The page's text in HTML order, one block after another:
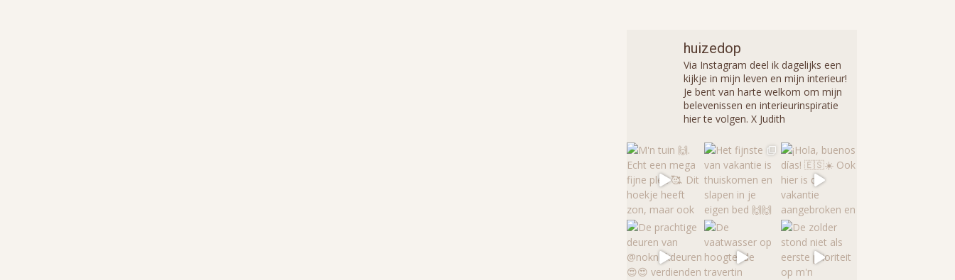
huizedop
Via Instagram deel ik dagelijks een
kijkje in mijn leven en mijn interieur!
Je bent van harte welkom om mijn
belevenissen en interieurinspiratie
hier te volgen. X Judith